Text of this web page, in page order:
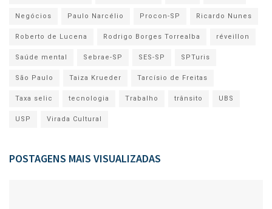
Negócios Paulo Narcélio Procon-SP Ricardo Nunes
Roberto de Lucena Rodrigo Borges Torrealba réveillon
Saúde mental Sebrae-SP SES-SP SPTuris
São Paulo Taiza Krueder Tarcísio de Freitas
Taxa selic tecnologia Trabalho trânsito UBS
USP Virada Cultural
POSTAGENS MAIS VISUALIZADAS